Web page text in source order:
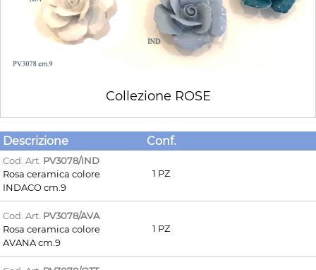
Collezione ROSE
Descrizione Conf.
Cod. Art. PV3078/IND
Rosa ceramica colore
INDACO cm.9
1 PZ
Cod. Art. PV3078/AVA
Rosa ceramica colore
AVANA cm.9
1 PZ